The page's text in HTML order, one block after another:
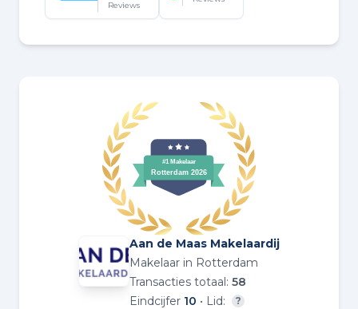
Reviews
Aan de Maas Makelaardij
Makelaar in Rotterdam
Transacties totaal: 58
Eindcijfer 10 • Lid: ?